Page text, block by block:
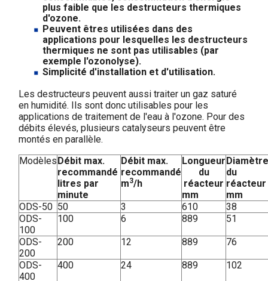
plus faible que les destructeurs thermiques
d'ozone.
Peuvent êtres utilisées dans des
applications pour lesquelles les destructeurs
thermiques ne sont pas utilisables (par
exemple l'ozonolyse).
Simplicité d'installation et d'utilisation.
Les destructeurs peuvent aussi traiter un gaz saturé
en humidité. Ils sont donc utilisables pour les
applications de traitement de l'eau à l'ozone. Pour des
débits élevés, plusieurs catalyseurs peuvent être
montés en parallèle.
ModèlesDébit max.
recommandé
litres par
minute
Débit max.
recommandé
m3/h
Longueur
du
réacteur
mm
du
réacteur
mm
ODS-50 50 3 610
38
ODS-
100
100 6 889 51
ODS-
200
200 12 889 76
ODS-
400
400 24 889 102